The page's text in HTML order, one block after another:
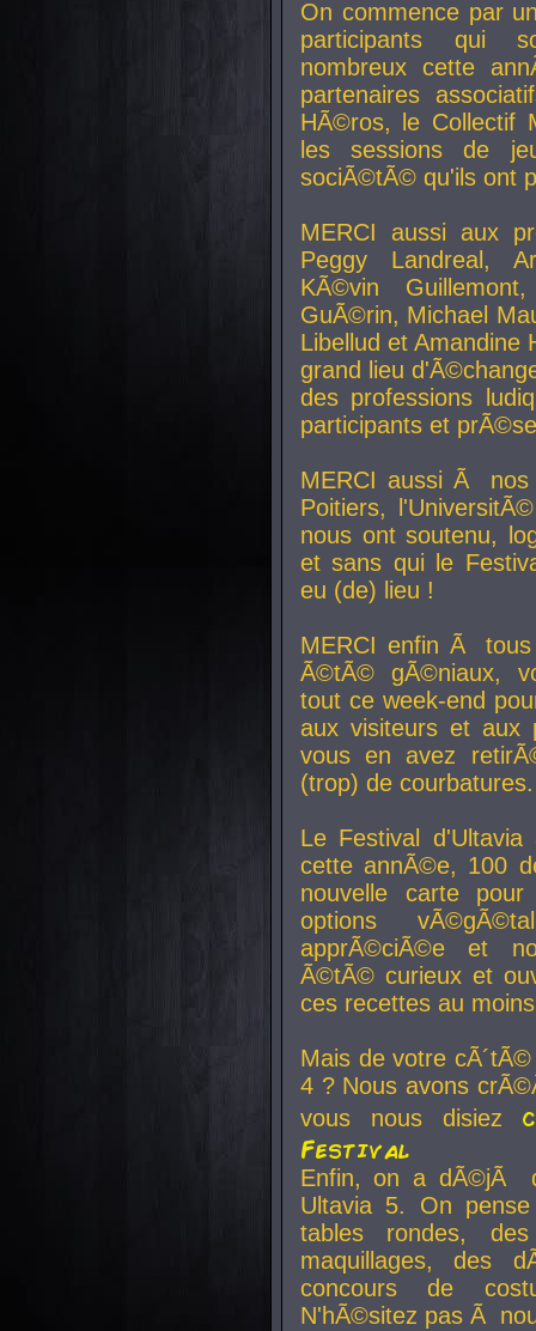
On commence par
participants qui
nombreux cette
partenaires
HÃ©ros, le Collectif
les sessions de
sociÃ©tÃ© qu'ils ont
MERCI aussi aux
Peggy Landreal,
KÃ©vin
GuÃ©rin, Michael
Libellud et Amandine
grand lieu
des professions
participants et
MERCI aussi Ã nos
Poitiers,
nous ont soutenu,
et sans qui le
eu (de) lieu !
MERCI enfin Ã
Ã©tÃ© gÃ©niaux,
tout ce week-end
aux visiteurs et aux
vous en avez
(trop) de courbatures.
Le Festival
cette annÃ©e, 100
nouvelle carte
options
apprÃ©ciÃ©e et
Ã©tÃ© curieux et
ces recettes au
Mais de votre
4 ? Nous avons
vous nous disiez
Festival
Enfin, on a dÃ©jÃ
Ultavia 5. On
tables rondes,
maquillages, des
concours de
N'hÃ©sitez pas Ã